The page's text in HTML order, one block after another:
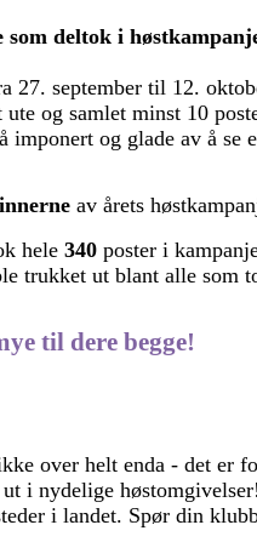
som deltok i
27. september til 12.
og samlet minst 10
og glade av å se
av årets
hele 340 poster i
trukket ut blant alle som
til dere begge!
over helt enda - det er
i nydelige
i landet. Spør din